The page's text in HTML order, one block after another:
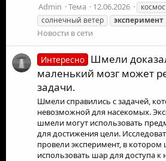
Admin
Тема 12.06.2026 космос
солнечный ветер
эксперимент
Новости в сети
Интересно Шмели
маленький мозг может
задачи.
Шмели справились с задачей,
невозможной для насекомых.
шмели могут использовать
для достижения цели.
провели эксперимент, в
использовать шар для доступа к